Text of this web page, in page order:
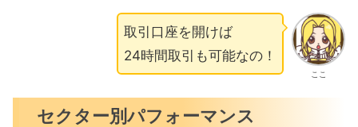
ここ
取引口座を開けば
24時間取引も可能なの！
セクター別パフォーマンス